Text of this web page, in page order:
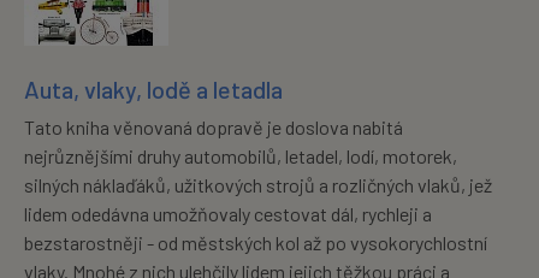
Auta, vlaky, lodě a letadla
Tato kniha věnovaná dopravě je doslova nabitá
nejrůznějšími druhy automobilů, letadel, lodí, motorek,
silných náklaďáků, užitkových strojů a rozličných vlaků, jež
lidem odedávna umožňovaly cestovat dál, rychleji a
bezstarostněji - od městských kol až po vysokorychlostní
vlaky. Mnohé z nich ulehčily lidem jejich těžkou práci a